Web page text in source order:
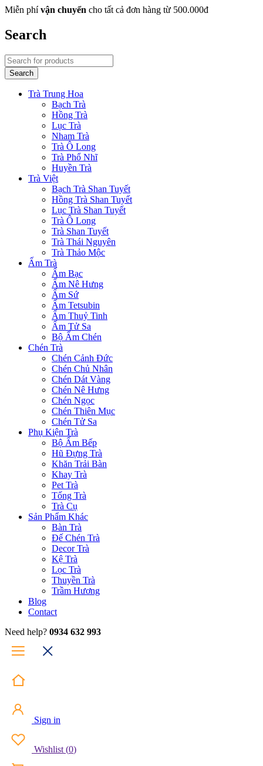
Miễn phívận chuyển cho tất cả đơn hàng từ 500.000đ
Search
Trà Trung Hoa
Bạch Trà
Hồng Trà
Lục Trà
Nham Trà
Trà Ô Long
Trà Phổ Nhĩ
Huyền Trà
Trà Việt
Bạch Trà Shan Tuyết
Hồng Trà Shan Tuyết
Lục Trà Shan Tuyết
Trà Ô Long
Trà Shan Tuyết
Trà Thái Nguyên
Trà Thảo Mộc
Ấm Trà
Ấm Bạc
Ấm Nê Hưng
Ấm Sứ
Ấm Tetsubin
Ấm Thuỷ Tinh
Ấm Tử Sa
Bộ Ấm Chén
Chén Trà
Chén Cảnh Đức
Chén Chủ Nhân
Chén Dát Vàng
Chén Nê Hưng
Chén Ngọc
Chén Thiên Mục
Chén Tử Sa
Phụ Kiện Trà
Bộ Ấm Bếp
Hũ Đựng Trà
Khăn Trải Bàn
Khay Trà
Pet Trà
Tống Trà
Trà Cụ
Sản Phẩm Khác
Bàn Trà
Đế Chén Trà
Decor Trà
Kệ Trà
Lọc Trà
Thuyền Trà
Trầm Hương
Blog
Contact
Need help? 0934 632 993
Sign in
Wishlist (0)